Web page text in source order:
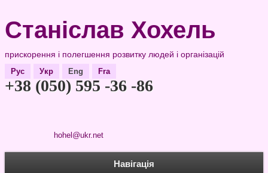
Станіслав Хохель
прискорення і полегшення розвитку людей і організацій
Рус Укр Eng Fra
+38 (050) 595 -36 -86
hohel@ukr.net
Навігація